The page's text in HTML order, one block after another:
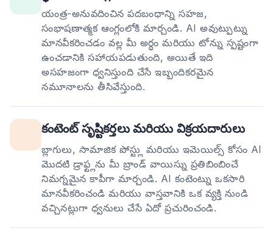
యంత్ర-అనువదించిన పదబంధాన్ని సహజ,
సంభాషణాత్మక ఆంగ్లంలోకి మార్చండి. AI అవుట్పుట్ను
మానవీకరించడం వల్ల మీ అర్ధం మరియు టోన్ను స్పష్టంగా
ఉంచడానికి సహాయపడుతుంది, అయితే ఇది
అసహజంగా ధ్వనిస్తుంది చేసే ఇబ్బందికరమైన
నమూనాలను తీసివేస్తుంది.
కంటెంట్ సృష్టికర్తలు మరియు విక్రయదారులు
బ్లాగులు, సామాజిక పోస్ట్లు మరియు ఇమెయిల్స్ కోసం AI
మొదటి డ్రాఫ్ట్లను మీ బ్రాండ్ వాయిస్ను ప్రతిబింబించే
నిమగ్నమైన కాపీగా మార్చండి. AI కంటెంట్ను ఒకసారి
మానవీకరించండి మరియు వాస్తవానికి ఒక వ్యక్తి నుండి
వచ్చినట్లుగా ధ్వనులు చేసే ఏదో ప్రచురించండి.